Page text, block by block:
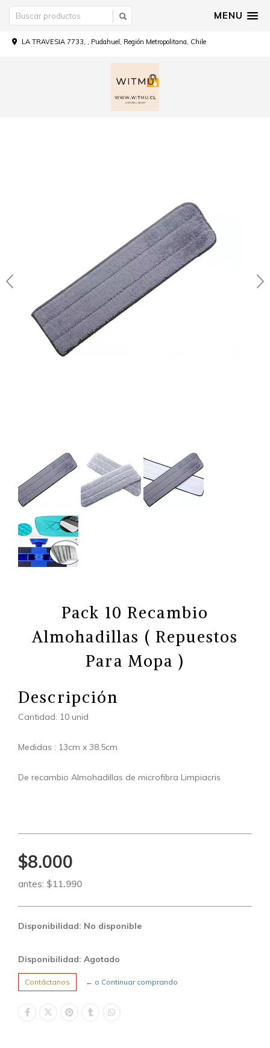
MENU
LA TRAVESIA 7733, , Pudahuel, Región Metropolitana, Chile
Pack 10 Recambio
Almohadillas ( Repuestos
Para Mopa )
Descripción
Cantidad: 10 unid
Medidas : 13cm x 38.5cm
De recambio Almohadillas de microfibra Limpiacris
$8.000
antes: $11.990
Disponibilidad: No disponible
Disponibilidad: Agotado
Contáctanos ← o Continuar comprando